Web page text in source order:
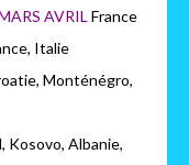
AVRIL France
Italie
Monténégro,
Kosovo, Albanie,